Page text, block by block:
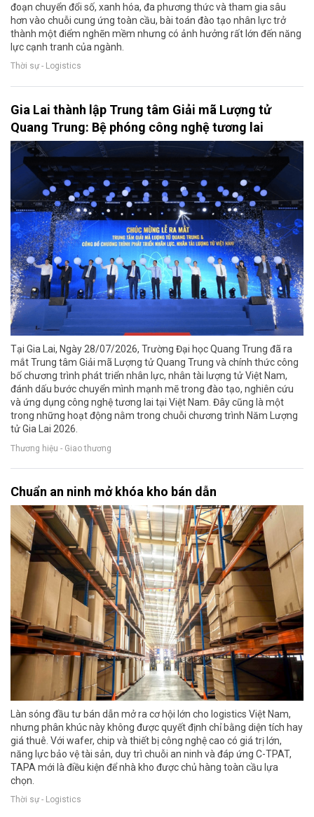
đoạn chuyển đổi số, xanh hóa, đa phương thức và tham gia sâu
hơn vào chuỗi cung ứng toàn cầu, bài toán đào tạo nhân lực trở
thành một điểm nghẽn mềm nhưng có ảnh hưởng rất lớn đến năng
lực cạnh tranh của ngành.
Thời sự - Logistics
Gia Lai thành lập Trung tâm Giải mã Lượng tử
Quang Trung: Bệ phóng công nghệ tương lai
Tại Gia Lai, Ngày 28/07/2026, Trường Đại học Quang Trung đã ra
mắt Trung tâm Giải mã Lượng tử Quang Trung và chính thức công
bố chương trình phát triển nhân lực, nhân tài lượng tử Việt Nam,
đánh dấu bước chuyển mình mạnh mẽ trong đào tạo, nghiên cứu
và ứng dụng công nghệ tương lai tại Việt Nam. Đây cũng là một
trong những hoạt động nằm trong chuỗi chương trình Năm Lượng
tử Gia Lai 2026.
Thương hiệu - Giao thương
Chuẩn an ninh mở khóa kho bán dẫn
Làn sóng đầu tư bán dẫn mở ra cơ hội lớn cho logistics Việt Nam,
nhưng phân khúc này không được quyết định chỉ bằng diện tích hay
giá thuê. Với wafer, chip và thiết bị công nghệ cao có giá trị lớn,
năng lực bảo vệ tài sản, duy trì chuỗi an ninh và đáp ứng C-TPAT,
TAPA mới là điều kiện để nhà kho được chủ hàng toàn cầu lựa
chọn.
Thời sự - Logistics